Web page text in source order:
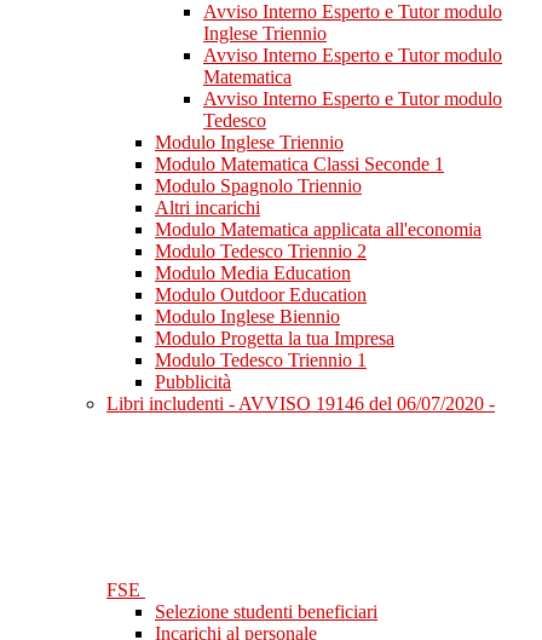
Avviso Interno Esperto e Tutor modulo
Inglese Triennio
Avviso Interno Esperto e Tutor modulo
Matematica
Avviso Interno Esperto e Tutor modulo
Tedesco
Modulo Inglese Triennio
Modulo Matematica Classi Seconde 1
Modulo Spagnolo Triennio
Altri incarichi
Modulo Matematica applicata all'economia
Modulo Tedesco Triennio 2
Modulo Media Education
Modulo Outdoor Education
Modulo Inglese Biennio
Modulo Progetta la tua Impresa
Modulo Tedesco Triennio 1
Pubblicità
Libri includenti - AVVISO 19146 del 06/07/2020 -
FSE
Selezione studenti beneficiari
Incarichi al personale